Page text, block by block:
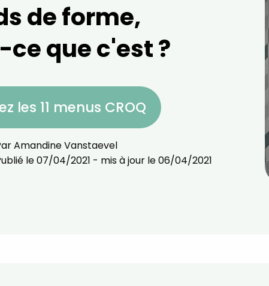
de forme,
que c'est ?
les 11 menus CROQ
Amandine Vanstaevel
le07/04/2021 - mis à jour le06/04/2021